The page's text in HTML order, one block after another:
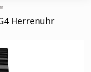
Herrenuhr